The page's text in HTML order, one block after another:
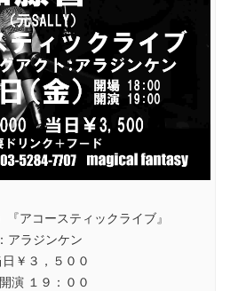
『アコースティックライブ』
アラジンケン
￥３，５００
１９：００